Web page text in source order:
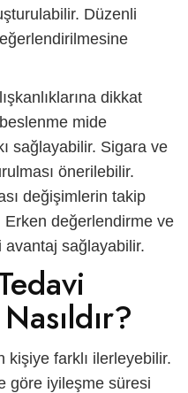
Düzenli
dikkat
mide
sağlayabilir. Sigara ve
önerilebilir.
değişimlerin takip
Erken değerlendirme ve
sağlayabilir.
kişiye farklı ilerleyebilir.
göre iyileşme süresi